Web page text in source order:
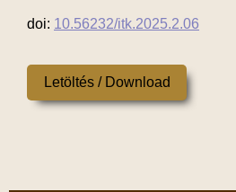
doi: 10.56232/itk.2025.2.06
Letöltés / Download